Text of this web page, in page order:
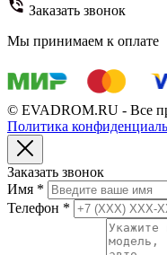
Заказать звонок
Мы принимаем к оплате
© EVADROM.RU - Все
Политика
Заказать звонок
Имя *
Телефон *